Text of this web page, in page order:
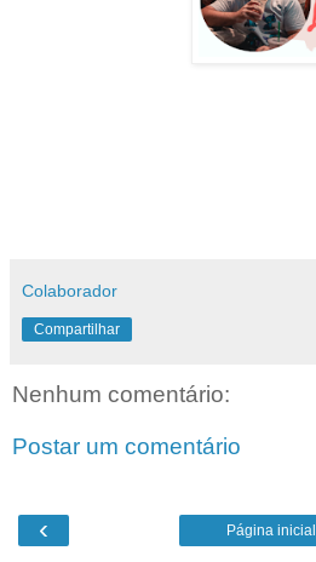
Colaborador
Compartilhar
Nenhum comentário:
Postar um comentário
‹ Página inicial